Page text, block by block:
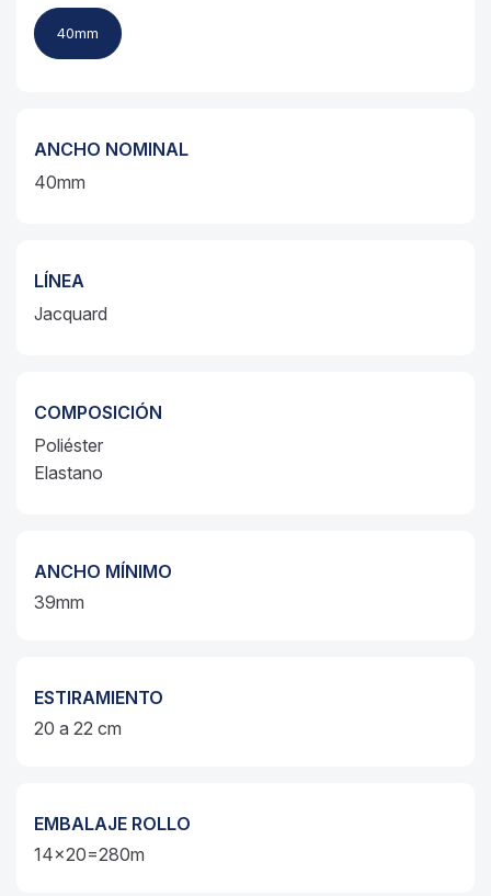
40mm
ANCHO NOMINAL
40mm
LÍNEA
Jacquard
COMPOSICIÓN
Poliéster
Elastano
ANCHO MÍNIMO
39mm
ESTIRAMIENTO
20 a 22 cm
EMBALAJE ROLLO
14x20=280m